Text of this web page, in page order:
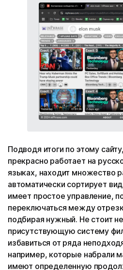
Подводя итоги по этому
прекрасно работает на
языках, находит множество
автоматически сортирует
имеет простое управление,
переключаться между
подбирая нужный. Не стоит
присутствующую систему
избавиться от ряда
например, которые набрали
имеют определенную